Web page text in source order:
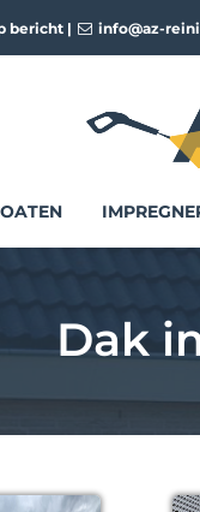
bericht| info@az-
Dak